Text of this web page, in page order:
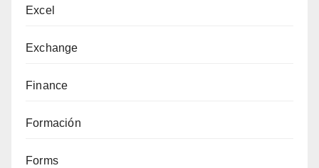
Excel
Exchange
Finance
Formación
Forms